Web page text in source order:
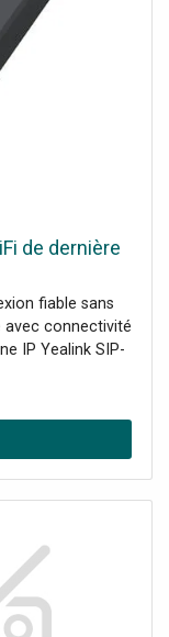
de dernière
fiable sans
avec connectivité
IP Yealink SIP-